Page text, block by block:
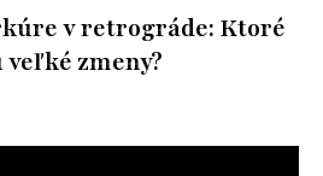
v retrográde: Ktoré
zmeny?